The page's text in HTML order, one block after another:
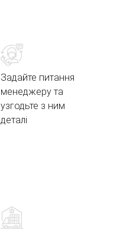
Задайте питання
менеджеру та
узгодьте з ним
деталі